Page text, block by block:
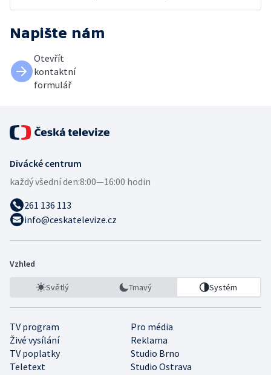
Napište nám
Otevřít
kontaktní
formulář
Divácké centrum
každý všední den:8:00—16:00 hodin
261 136 113
info@ceskatelevize.cz
Vzhled
Světlý Tmavý Systém
TV program
Pro média
Živé vysílání
Reklama
TV poplatky
Studio Brno
Teletext
Studio Ostrava